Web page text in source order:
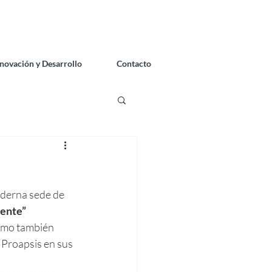
y Desarrollo Contacto
sede de
también
en sus